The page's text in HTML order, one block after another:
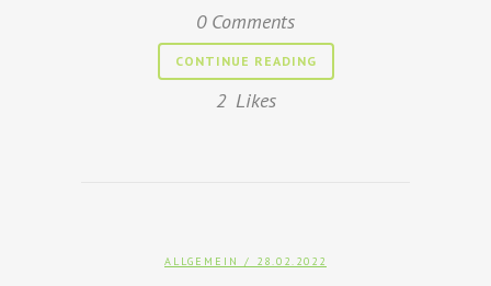
0 Comments
CONTINUE READING
2 Likes
ALLGEMEIN / 28.02.2022